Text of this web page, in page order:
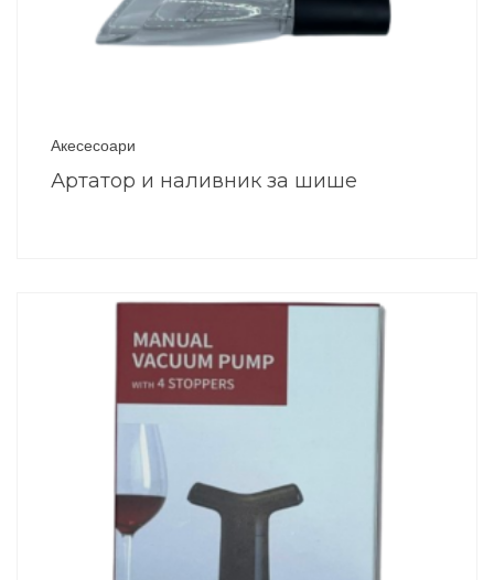
Акесесоари
Артатор и наливник за шише